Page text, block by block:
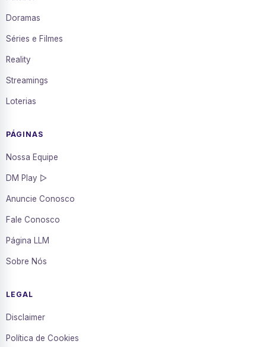
Doramas
Séries e Filmes
Reality
Streamings
Loterias
PÁGINAS
Nossa Equipe
DM Play ▷
Anuncie Conosco
Fale Conosco
Página LLM
Sobre Nós
LEGAL
Disclaimer
Política de Cookies